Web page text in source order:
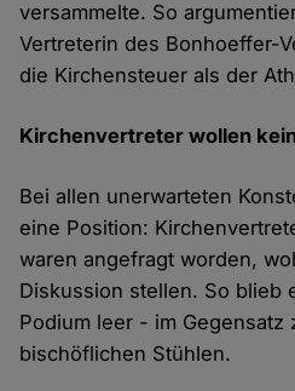
versammelte. So
Vertreterin des Bonhoeffer-
die Kirchensteuer als der
Kirchenvertreter wollen
Bei allen unerwarteten
eine Position:
waren angefragt worden,
Diskussion stellen. So blieb
Podium leer - im Gegensatz
bischöflichen Stühlen.